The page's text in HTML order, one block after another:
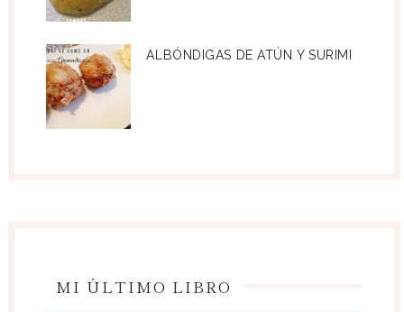
ALBÓNDIGAS DE ATÚN Y SURIMI
MI ÚLTIMO LIBRO